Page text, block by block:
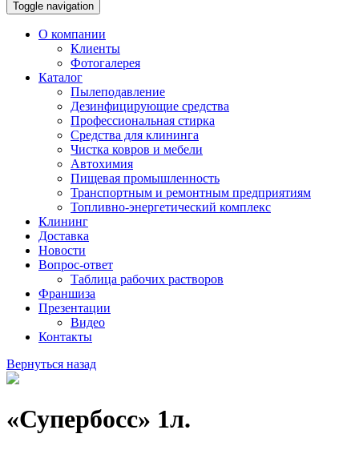
Toggle navigation
O компании
Клиенты
Фотогалерея
Каталог
Пылеподавление
Дезинфицирующие средства
Профессиональная стирка
Средства для клининга
Чистка ковров и мебели
Автохимия
Пищевая промышленность
Транспортным и ремонтным предприятиям
Топливно-энергетический комплекс
Клининг
Доставка
Новости
Вопрос-ответ
Таблица рабочих растворов
Франшиза
Презентации
Видео
Контакты
Вернуться назад
«Супербосс» 1л.